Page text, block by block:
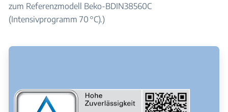
zum Referenzmodell Beko-BDIN38560C
(Intensivprogramm 70 °C).)